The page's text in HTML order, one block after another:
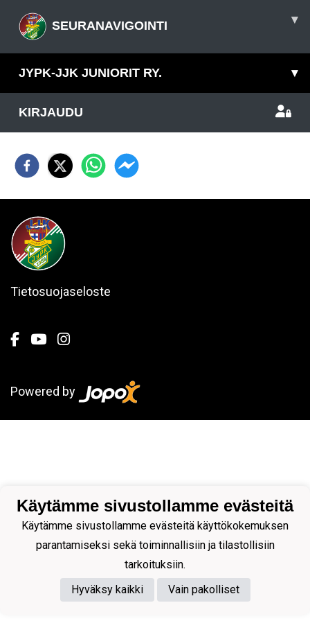
SEURANAVIGOINTI ▾
JYPK-JJK JUNIORIT RY. ▾
KIRJAUDU
Tietosuojaseloste
Powered by
Käytämme sivustollamme evästeitä
Käytämme sivustollamme evästeitä käyttökokemuksen
parantamiseksi sekä toiminnallisiin ja tilastollisiin
tarkoituksiin.
Hyväksy kaikki
Vain pakolliset